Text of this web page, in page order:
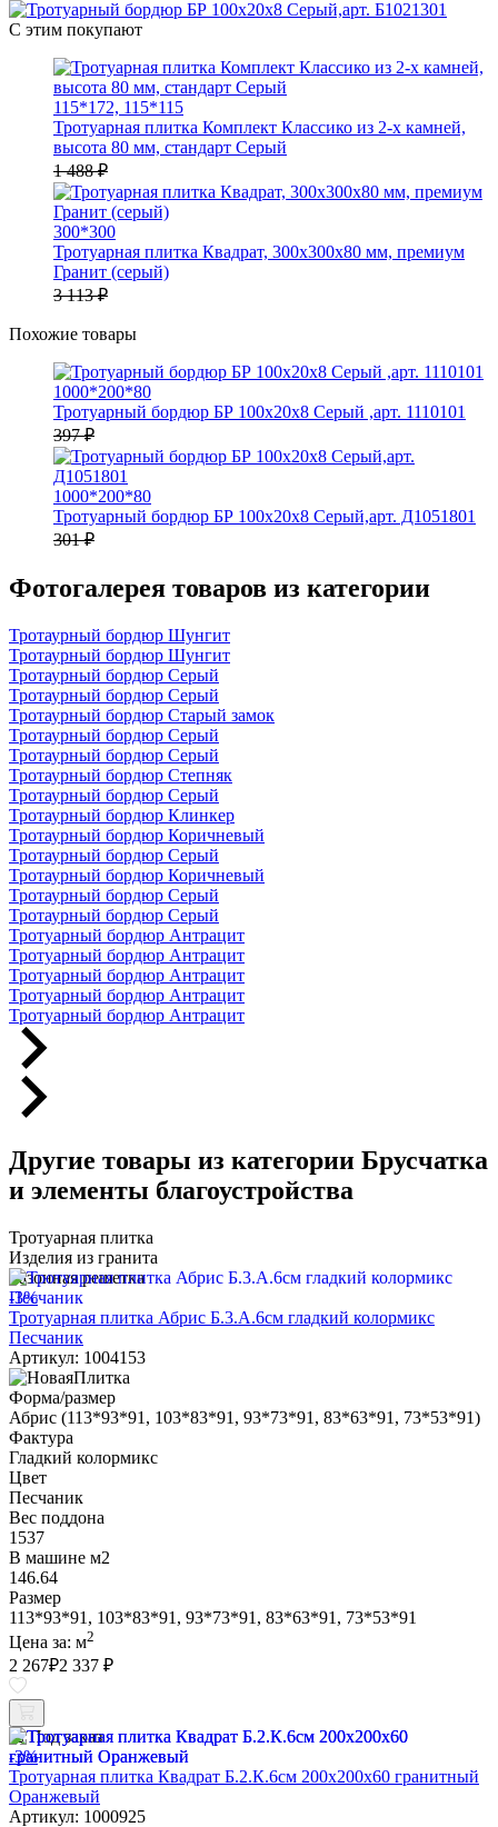
С этим покупают
115*172, 115*115
Тротуарная плитка Комплект Классико из 2-х камней,
высота 80 мм, стандарт Серый
1 488 ₽
300*300
Тротуарная плитка Квадрат, 300х300х80 мм, премиум
Гранит (серый)
3 113 ₽
Похожие товары
1000*200*80
Тротуарный бордюр БР 100х20х8 Серый ,арт. 1110101
397 ₽
1000*200*80
Тротуарный бордюр БР 100х20х8 Серый,арт. Д1051801
301 ₽
Фотогалерея товаров из категории
Тротаурный бордюр Шунгит
Тротаурный бордюр Шунгит
Тротаурный бордюр Серый
Тротаурный бордюр Серый
Тротаурный бордюр Старый замок
Тротаурный бордюр Серый
Тротаурный бордюр Серый
Тротаурный бордюр Степняк
Тротаурный бордюр Серый
Тротаурный бордюр Клинкер
Тротаурный бордюр Коричневый
Тротаурный бордюр Серый
Тротаурный бордюр Коричневый
Тротаурный бордюр Серый
Тротаурный бордюр Серый
Тротуарный бордюр Антрацит
Тротуарный бордюр Антрацит
Тротуарный бордюр Антрацит
Тротуарный бордюр Антрацит
Тротуарный бордюр Антрацит
Другие товары из категории Брусчатка
и элементы благоустройства
Тротуарная плитка
Изделия из гранита
Газонная решетка
-3%
Тротуарная плитка Абрис Б.3.А.6см гладкий колормикс
Песчаник
Артикул: 1004153
Форма/размер
Абрис (113*93*91, 103*83*91, 93*73*91, 83*63*91, 73*53*91)
Фактура
Гладкий колормикс
Цвет
Песчаник
Вес поддона
1537
В машине м2
146.64
Размер
113*93*91, 103*83*91, 93*73*91, 83*63*91, 73*53*91
Цена за: м2
2 267₽2 337 ₽
Под заказ
-3%
Тротуарная плитка Квадрат Б.2.К.6см 200х200х60 гранитный
Оранжевый
Артикул: 1000925